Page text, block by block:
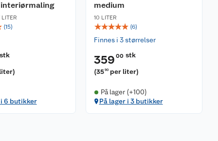
LITER
(15)
stk
)
i 6 butikker
medium
10 LITER
☆☆☆☆☆ (6)
Finnes i 3 størrelser
359 00 stk
(3590 per liter)
På lager (+100)
På lager i 3 butikker